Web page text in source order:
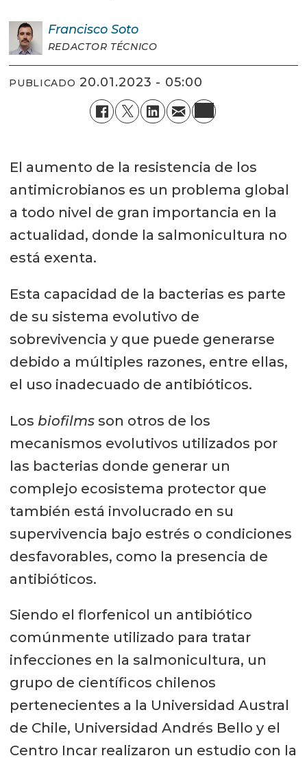
Francisco Soto
REDACTOR TÉCNICO
PUBLICADO 20.01.2023 - 05:00
El aumento de la resistencia de los
antimicrobianos es un problema global
a todo nivel de gran importancia en la
actualidad, donde la salmonicultura no
está exenta.
Esta capacidad de la bacterias es parte
de su sistema evolutivo de
sobrevivencia y que puede generarse
debido a múltiples razones, entre ellas,
el uso inadecuado de antibióticos.
Los biofilmsson otros de los
mecanismos evolutivos utilizados por
las bacterias donde generar un
complejo ecosistema protector que
también está involucrado en su
supervivencia bajo estrés o condiciones
desfavorables, como la presencia de
antibióticos.
Siendo el florfenicol un antibiótico
comúnmente utilizado para tratar
infecciones en la salmonicultura, un
grupo de científicos chilenos
pertenecientes a la Universidad Austral
de Chile, Universidad Andrés Bello y el
Centro Incar realizaron un estudio con la